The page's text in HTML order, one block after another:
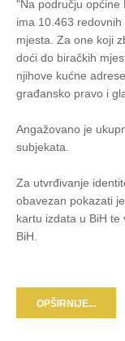
"Na području općine
ima 10.463
mjesta. Za one koji
doći do biračkih
njihove kućne
građansko pravo i
Angažovano je
subjekata.
Za utvrđivanje
obavezan pokazati
kartu izdata u BiH te
BiH.
OPŠIRNIJE...